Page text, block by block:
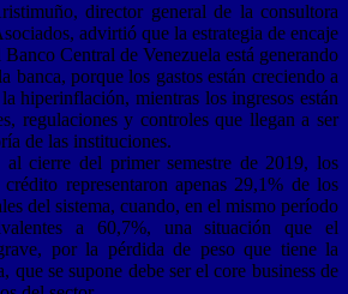
director general de la consultora
advirtió que la estrategia de encaje
Central de Venezuela está generando
banca, porque los gastos están creciendo a
hiperinflación, mientras los ingresos están
regulaciones y controles que llegan a ser
de las instituciones.
al cierre del primer semestre de 2019, los
representaron apenas 29,1% de los
del sistema, cuando, en el mismo período
a 60,7%, una situación que el
por la pérdida de peso que tiene la
que se supone debe ser el core business de